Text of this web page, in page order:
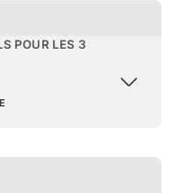
POUR LES 3